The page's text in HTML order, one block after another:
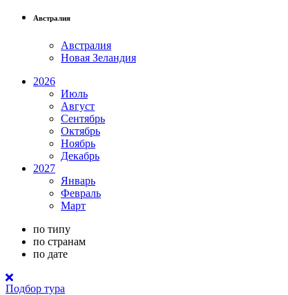
Австралия
Австралия
Новая Зеландия
2026
Июль
Август
Сентябрь
Октябрь
Ноябрь
Декабрь
2027
Январь
Февраль
Март
по типу
по странам
по дате
Подбор тура